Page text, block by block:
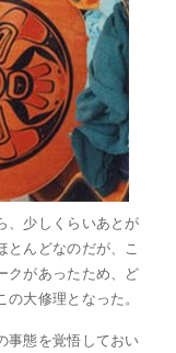
、少しくらいあとが
とんどなのだが、こ
クがあったため、ど
大修理となった。
事態を覚悟しておい